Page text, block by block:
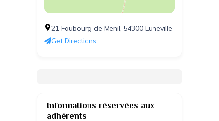
21 Faubourg de Menil, 54300 Luneville
Get Directions
Informations réservées aux
adhérents